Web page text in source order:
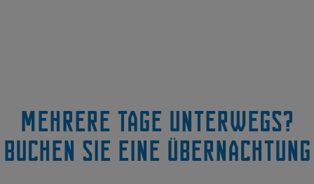
Mehrere Tage unterwegs?
Buchen Sie eine Übernachtung